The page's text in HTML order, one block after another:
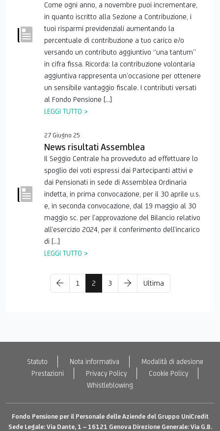
Come ogni anno, a novembre puoi incrementare,
in quanto iscritto alla Sezione a Contribuzione, i
tuoi risparmi previdenziali aumentando la
percentuale di contribuzione a tuo carico e/o
versando un contributo aggiuntivo “una tantum”
in cifra fissa. Ricorda: la contribuzione volontaria
aggiuntiva rappresenta un’occasione per ottenere
un sensibile vantaggio fiscale. I contributi versati
al Fondo Pensione […]
LEGGI TUTTO >
27 Giugno 25
News risultati Assemblea
Il Seggio Centrale ha provveduto ad effettuare lo
spoglio dei voti espressi dai Partecipanti attivi e
dai Pensionati in sede di Assemblea Ordinaria
indetta, in prima convocazione, per il 30 aprile u.s.
e, in seconda convocazione, dal 19 maggio al 30
maggio sc. per l’approvazione del Bilancio relativo
all’esercizio 2024, per il conferimento dell’incarico
di […]
LEGGI TUTTO >
1 2 3 Ultima
Statuto Nota informativa
Modalità di adesione
Prestazioni
Privacy Policy
Cookie Policy
Whistleblowing
Fondo Pensione per il Personale delle Aziende del Gruppo UniCredit
Sede Legale: Via Dante, 1 – 16121 Genova Direzione Generale: Via G.B.